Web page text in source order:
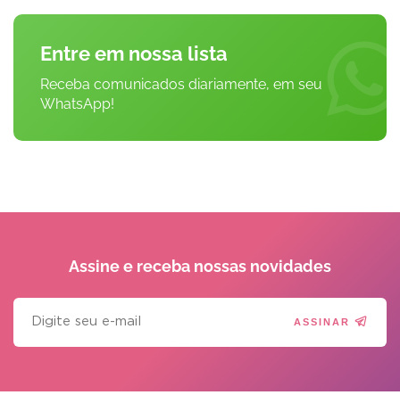
Entre em nossa lista
Receba comunicados diariamente, em seu
WhatsApp!
Assine e receba nossas novidades
ASSINAR